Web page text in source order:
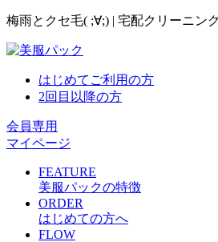
梅雨とクセ毛( ;∀;) | 宅配クリーニン
はじめてご利用の方
2回目以降の方
会員専用
マイページ
FEATURE
美服パックの特徴
ORDER
はじめての方へ
FLOW